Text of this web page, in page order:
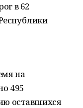
в 62
на
495
оставшихся